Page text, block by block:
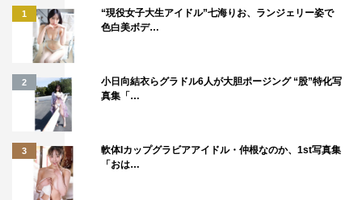
1
“現役女子大生アイドル”七海りお、ランジェリー姿で
色白美ボデ…
2
小日向結衣らグラドル6人が大胆ポージング “股”特化写
真集「…
3
軟体Iカップグラビアアイドル・仲根なのか、1st写真集
「おは…